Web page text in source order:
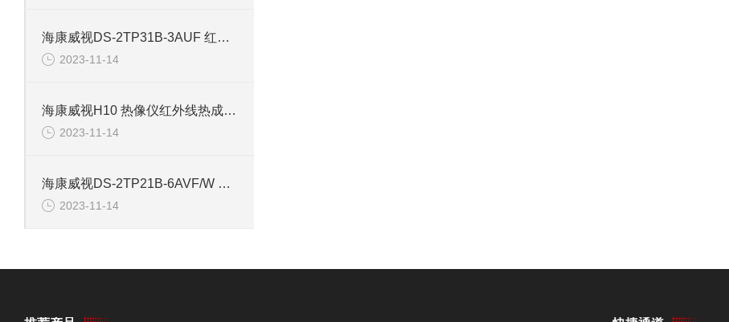
海康威视DS-2TP31B-3AUF 红外线测温仪 高精度热成像仪
2023-11-14
海康威视H10 热像仪红外线热成像仪高精度测温仪
2023-11-14
海康威视DS-2TP21B-6AVF/W 手持测体温热像仪测温仪
2023-11-14